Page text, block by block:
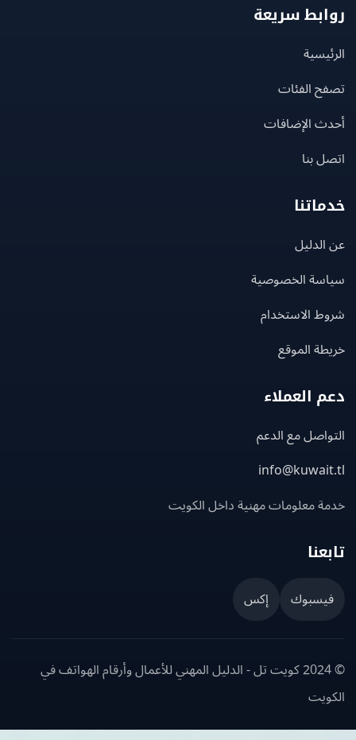
سريعة
الفئات
الإضافات
بنا
الخصوصية
الاستخدام
الموقع
العملاء
مع الدعم
معلومات مهنية داخل الكويت
إكس
© 2024 كويت تل - الدليل المهني للأعمال وأرقام الهواتف في